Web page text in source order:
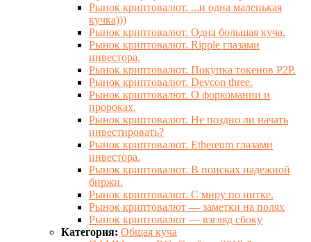
Рынок криптовалют. ...и одна маленькая
кучка)))
Рынок криптовалют. Одна большая куча.
Рынок криптовалют. Ripple глазами
инвестора.
Рынок криптовалют. Покупка токенов P2P.
Рынок криптовалют. Devcon three.
Рынок криптовалют. О форкомании и
пророках.
Рынок криптовалют. Не поздно ли начать
инвестировать?
Рынок криптовалют. Ethereum глазами
инвестора.
Рынок криптовалют. В поисках надежной
биржи.
Рынок криптовалют. С миру по нитке.
Рынок криптовалют — заметки на полях
Рынок криптовалют — взгляд сбоку
Категория: Общая куча